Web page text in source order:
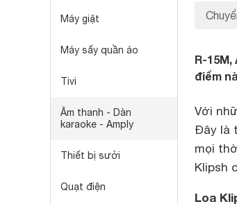
Máy giặt
Máy sấy quần áo
Tivi
Âm thanh - Dàn
karaoke - Amply
Thiết bị sưởi
Quạt điện
R-
điểm
Với
Đây là
mọi
Klipsh
Loa